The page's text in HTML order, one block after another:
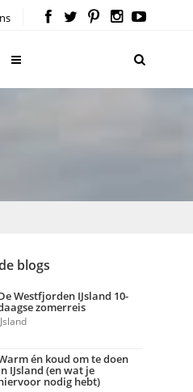
blogs
Westfjorden IJsland 10-
zomerreis
én koud om te doen
IJsland (en wat je
nodig hebt)